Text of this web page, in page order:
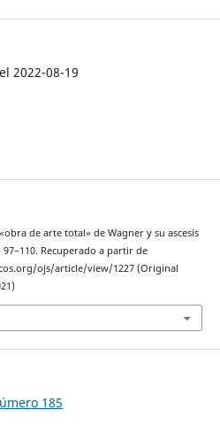
2022-08-19
de arte total» de Wagner y su ascesis
97–110. Recuperado a partir de
ojs/article/view/1227 (Original
185